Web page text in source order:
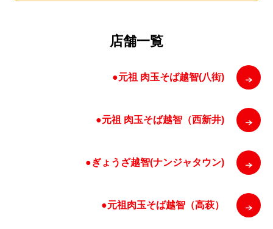
店舗一覧
●元祖 肉玉そば越智(八街)
●元祖 肉玉そば越智（西新井)
●ぎょうざ越智(ナンジャタウン)
●元祖肉玉そば越智（高萩）